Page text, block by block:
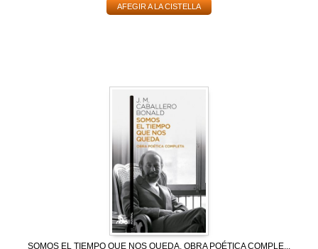
AFEGIR A LA CISTELLA
SOMOS EL TIEMPO QUE NOS QUEDA. OBRA POÉTICA COMPLE...